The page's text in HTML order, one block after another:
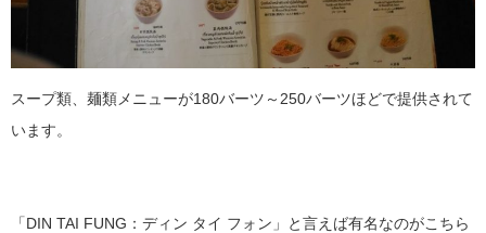
スープ類、麺類メニューが180バーツ～250バーツほどで提供されて
います。
「DIN TAI FUNG：ディン タイ フォン」と言えば有名なのがこちら